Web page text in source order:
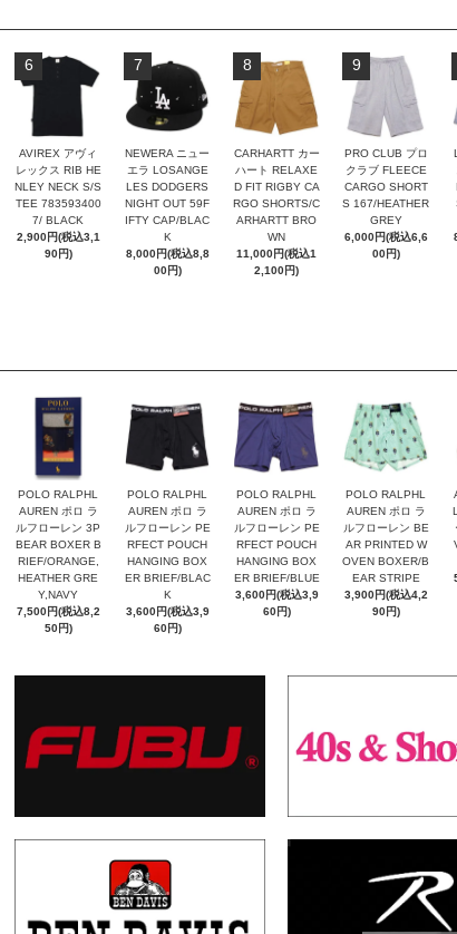
6
AVIREX アヴィ
レックス RIB HE
NLEY NECK S/S
TEE 783593400
7/ BLACK
2,900円(税込3,1
90円)
7
NEWERA ニュー
エラ LOSANGE
LES DODGERS
NIGHT OUT 59F
IFTY CAP/BLAC
K
8,000円(税込8,8
00円)
8
CARHARTT カー
ハート RELAXE
D FIT RIGBY CA
RGO SHORTS/C
ARHARTT BRO
WN
11,000円(税込1
2,100円)
9
PRO CLUB プロ
クラブ FLEECE
CARGO SHORT
S 167/HEATHER
GREY
6,000円(税込6,6
00円)
POLO RALPHL
AUREN ポロ ラ
ルフローレン 3P
BEAR BOXER B
RIEF/ORANGE,
HEATHER GRE
Y,NAVY
7,500円(税込8,2
50円)
POLO RALPHL
AUREN ポロ ラ
ルフローレン PE
RFECT POUCH
HANGING BOX
ER BRIEF/BLAC
K
3,600円(税込3,9
60円)
POLO RALPHL
AUREN ポロ ラ
ルフローレン PE
RFECT POUCH
HANGING BOX
ER BRIEF/BLUE
3,600円(税込3,9
60円)
POLO RALPHL
AUREN ポロ ラ
ルフローレン BE
AR PRINTED W
OVEN BOXER/B
EAR STRIPE
3,900円(税込4,2
90円)